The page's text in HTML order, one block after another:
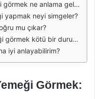
ne anlama gelir?
yapmak neyi simgeler?
mu çıkar?
kötü bir durum mu?
iyi anlayabilirim?
Görmek: